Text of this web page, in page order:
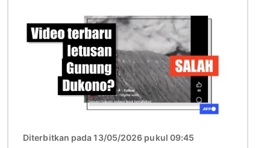
Diterbitkan pada 13/05/2026 pukul 09:45